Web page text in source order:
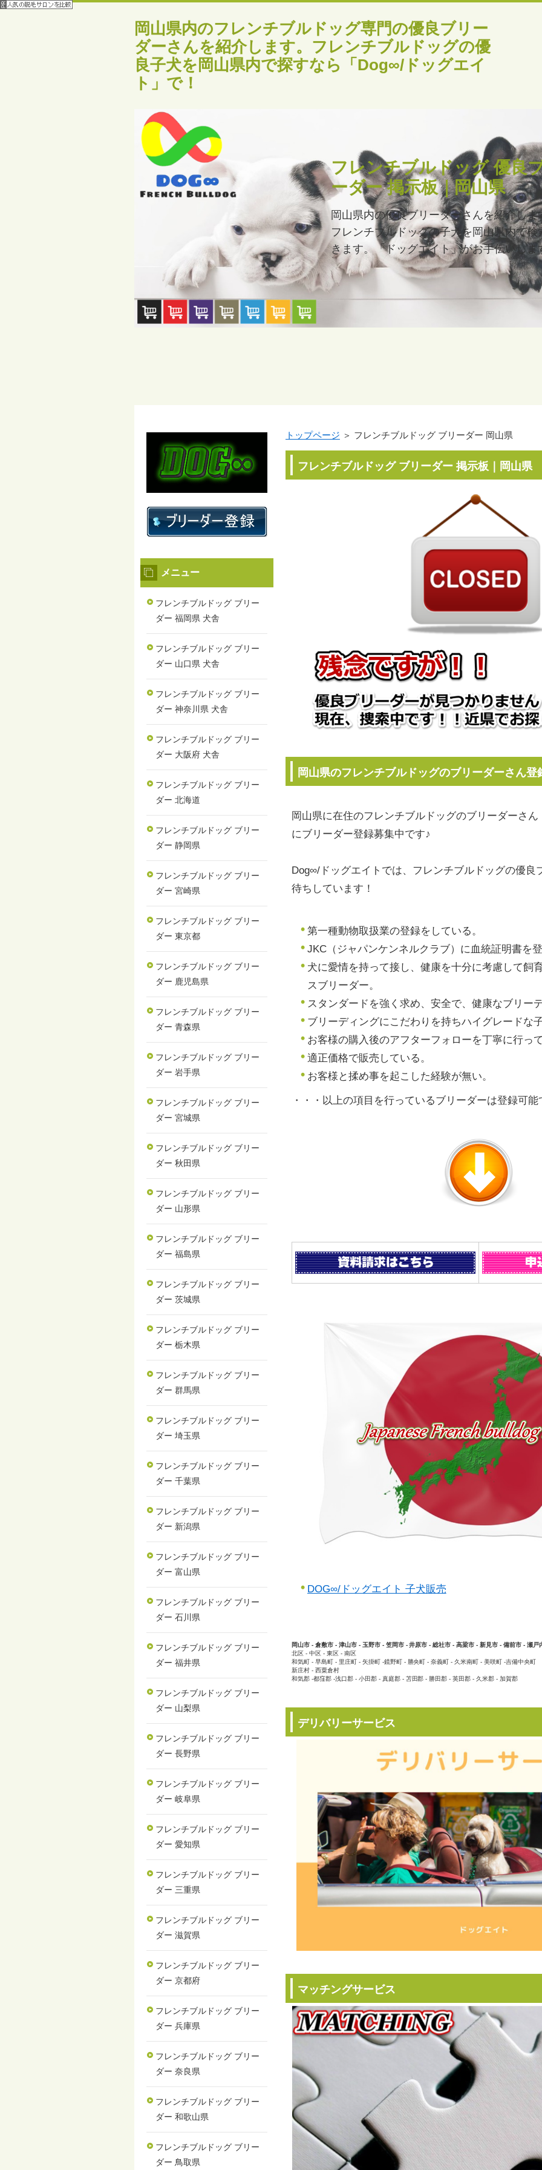
岡山県内のフレンチブルドッグ専門の優良ブリー
ダーさんを紹介します。フレンチブルドッグの優
良子犬を岡山県内で探すなら「Dog∞/ドッグエイ
ト」で！
フレンチブルドッグ 優良
ーダー 掲示板｜岡山県
岡山県内の優良ブリーダーさんを紹介しま
フレンチブルドッグの子犬を岡山県内で検
きます。「ドッグエイト」がお手伝いしま
トップページ ＞ フレンチブルドッグ ブリーダー 岡山県
フレンチブルドッグ ブリーダー 掲示板｜岡山県
岡山県のフレンチブルドッグのブリーダーさん登
岡山県に在住のフレンチブルドッグのブリーダーさ
にブリーダー登録募集中です♪
Dog∞/ドッグエイトでは、フレンチブルドッグの優良
待ちしています！
第一種動物取扱業の登録をしている。
JKC（ジャパンケンネルクラブ）に血統証明書を
犬に愛情を持って接し、健康を十分に考慮して飼
スブリーダー。
スタンダードを強く求め、安全で、健康なブリー
ブリーディングにこだわりを持ちハイグレードな
お客様の購入後のアフターフォローを丁寧に行っ
適正価格で販売している。
お客様と揉め事を起こした経験が無い。
・・・以上の項目を行っているブリーダーは登録可能
DOG∞/ドッグエイト 子犬販売
岡山市 - 倉敷市 - 津山市 - 玉野市 - 笠岡市 - 井原市 - 総社市 - 高梁市 - 新見市 - 備前市 - 瀬
北区 - 中区 - 東区 - 南区
和気町 - 早島町 - 里庄町 - 矢掛町 -鏡野町 - 勝央町 - 奈義町 - 久米南町 - 美咲町 -吉備中央町
新庄村 - 西粟倉村
和気郡 -都窪郡 -浅口郡 - 小田郡 - 真庭郡 - 苫田郡 - 勝田郡 - 英田郡 - 久米郡 - 加賀郡
デリバリーサービス
マッチングサービス
メニュー
フレンチブルドッグ ブリー
ダー 福岡県 犬舎
フレンチブルドッグ ブリー
ダー 山口県 犬舎
フレンチブルドッグ ブリー
ダー 神奈川県 犬舎
フレンチブルドッグ ブリー
ダー 大阪府 犬舎
フレンチブルドッグ ブリー
ダー 北海道
フレンチブルドッグ ブリー
ダー 静岡県
フレンチブルドッグ ブリー
ダー 宮崎県
フレンチブルドッグ ブリー
ダー 東京都
フレンチブルドッグ ブリー
ダー 鹿児島県
フレンチブルドッグ ブリー
ダー 青森県
フレンチブルドッグ ブリー
ダー 岩手県
フレンチブルドッグ ブリー
ダー 宮城県
フレンチブルドッグ ブリー
ダー 秋田県
フレンチブルドッグ ブリー
ダー 山形県
フレンチブルドッグ ブリー
ダー 福島県
フレンチブルドッグ ブリー
ダー 茨城県
フレンチブルドッグ ブリー
ダー 栃木県
フレンチブルドッグ ブリー
ダー 群馬県
フレンチブルドッグ ブリー
ダー 埼玉県
フレンチブルドッグ ブリー
ダー 千葉県
フレンチブルドッグ ブリー
ダー 新潟県
フレンチブルドッグ ブリー
ダー 富山県
フレンチブルドッグ ブリー
ダー 石川県
フレンチブルドッグ ブリー
ダー 福井県
フレンチブルドッグ ブリー
ダー 山梨県
フレンチブルドッグ ブリー
ダー 長野県
フレンチブルドッグ ブリー
ダー 岐阜県
フレンチブルドッグ ブリー
ダー 愛知県
フレンチブルドッグ ブリー
ダー 三重県
フレンチブルドッグ ブリー
ダー 滋賀県
フレンチブルドッグ ブリー
ダー 京都府
フレンチブルドッグ ブリー
ダー 兵庫県
フレンチブルドッグ ブリー
ダー 奈良県
フレンチブルドッグ ブリー
ダー 和歌山県
フレンチブルドッグ ブリー
ダー 鳥取県